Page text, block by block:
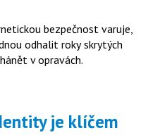
bezpečnost varuje,
odhalit roky skrytých
v opravách.